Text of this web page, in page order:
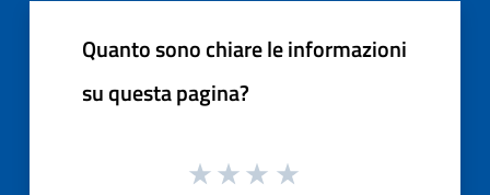
Quanto sono chiare le informazioni
su questa pagina?